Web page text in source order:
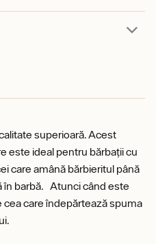
superioară. Acest
este ideal pentru bărbații cu
care amână bărbieritul până
în barbă. Atunci când este
cea care îndepărtează spuma